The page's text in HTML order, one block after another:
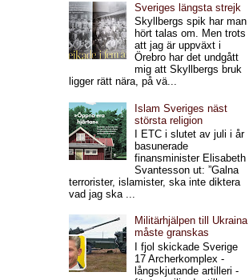
Sveriges längsta strejk
Skyllbergs spik har man
hört talas om. Men trots
att jag är uppväxt i
Örebro har det undgått
mig att Skyllbergs bruk
ligger rätt nära, på vä...
Islam Sveriges näst
största religion
I ETC i slutet av juli i år
basunerade
finansminister Elisabeth
Svantesson ut: ”Galna
terrorister, islamister, ska inte diktera
vad jag ska ...
Militärhjälpen till Ukraina
måste granskas
I fjol skickade Sverige
17 Archerkomplex -
långskjutande artilleri -